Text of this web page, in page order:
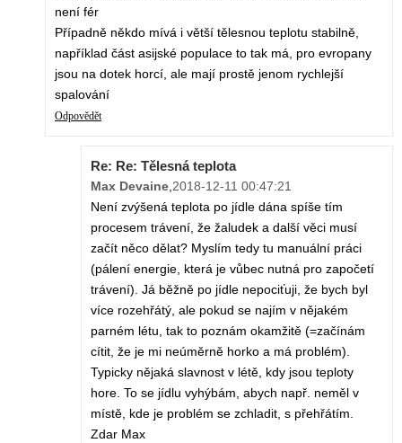
není fér
Případně někdo mívá i větší tělesnou teplotu stabilně,
například část asijské populace to tak má, pro evropany
jsou na dotek horcí, ale mají prostě jenom rychlejší
spalování
Odpovědět
Re: Re: Tělesná teplota
Max Devaine,2018-12-11 00:47:21
Není zvýšená teplota po jídle dána spíše tím
procesem trávení, že žaludek a další věci musí
začít něco dělat? Myslím tedy tu manuální práci
(pálení energie, která je vůbec nutná pro započetí
trávení). Já běžně po jídle nepociťuji, že bych byl
více rozehřátý, ale pokud se najím v nějakém
parném létu, tak to poznám okamžitě (=začínám
cítit, že je mi neúměrně horko a má problém).
Typicky nějaká slavnost v létě, kdy jsou teploty
hore. To se jídlu vyhýbám, abych např. neměl v
místě, kde je problém se zchladit, s přehřátím.
Zdar Max